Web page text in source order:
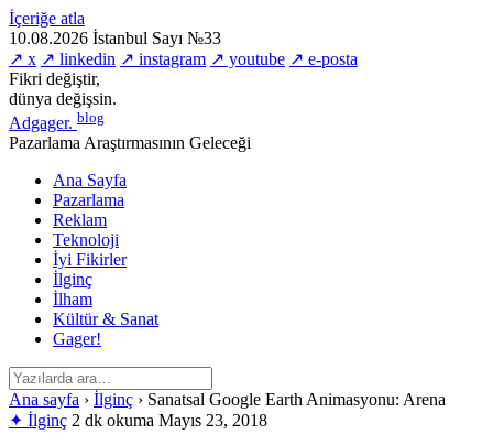
İçeriğe atla
10.08.2026 İstanbul Sayı №33
↗ x ↗ linkedin ↗ instagram ↗ youtube ↗ e-posta
Fikri değiştir,
dünya değişsin.
Adgager. blog
Pazarlama Araştırmasının Geleceği
Ana Sayfa
Pazarlama
Reklam
Teknoloji
İyi Fikirler
İlginç
İlham
Kültür & Sanat
Gager!
Ana sayfa › İlginç › Sanatsal Google Earth Animasyonu: Arena
✦ İlginç 2 dk okuma Mayıs 23, 2018